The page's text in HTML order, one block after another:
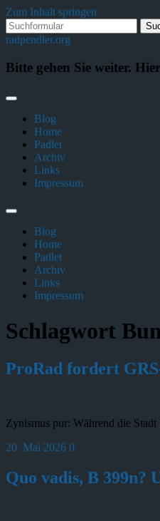
Zum Inhalt springen
radpendler.org
Bitte gehen Sie weiter.
Blog
Home
Padlet
Archiv
Links
Impressum
Blog
Home
Padlet
Archiv
Links
Impressum
Schlagwort
ProRad fordert
Zynismus pur: Während die
20. Mai 2026 0
Quo vadis, B 399n?